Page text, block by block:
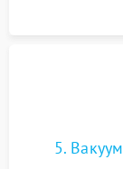
5.